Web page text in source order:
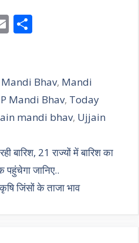
E
l e
Mandi Bhav, Mandi
Mandi Bhav, Today
mandi bhav, Ujjain
बारिश, 21 राज्यों में बारिश का
जानिए..
जिंसों के ताजा भाव